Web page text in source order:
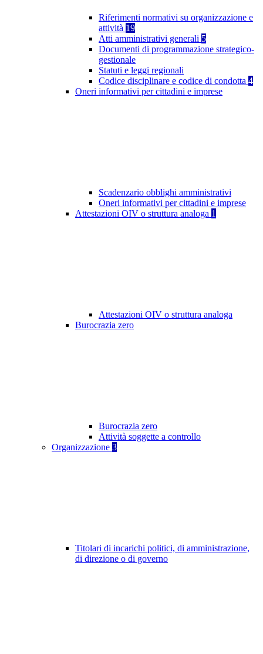
Riferimenti normativi su organizzazione e
attività 19
Atti amministrativi generali 5
Documenti di programmazione strategico-
gestionale
Statuti e leggi regionali
Codice disciplinare e codice di condotta 4
Oneri informativi per cittadini e imprese
Scadenzario obblighi amministrativi
Oneri informativi per cittadini e imprese
Attestazioni OIV o struttura analoga 1
Attestazioni OIV o struttura analoga
Burocrazia zero
Burocrazia zero
Attività soggette a controllo
Organizzazione 3
Titolari di incarichi politici, di amministrazione,
di direzione o di governo